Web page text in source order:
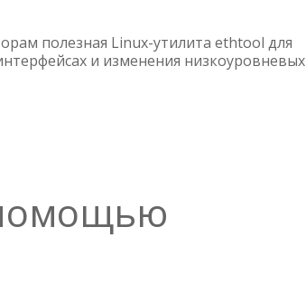
полезная Linux-утилита ethtool для
и изменения низкоуровневых